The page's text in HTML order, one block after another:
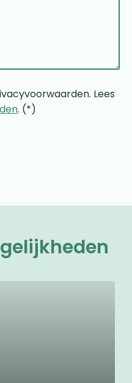
Lees
. (*)